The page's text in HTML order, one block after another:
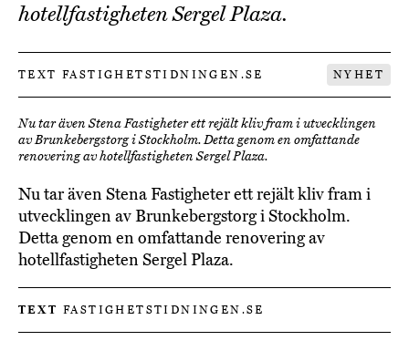
hotellfastigheten Sergel Plaza.
TEXT FASTIGHETSTIDNINGEN.SE NYHET
Nu tar även Stena Fastigheter ett rejält kliv fram i utvecklingen
av Brunkebergstorg i Stockholm. Detta genom en omfattande
renovering av hotellfastigheten Sergel Plaza.
Nu tar även Stena Fastigheter ett rejält kliv fram i
utvecklingen av Brunkebergstorg i Stockholm.
Detta genom en omfattande renovering av
hotellfastigheten Sergel Plaza.
TEXT FASTIGHETSTIDNINGEN.SE